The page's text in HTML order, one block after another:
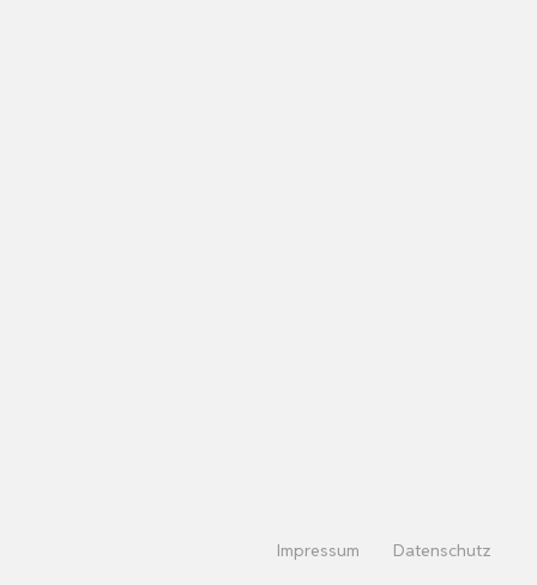
Impressum Datenschutz